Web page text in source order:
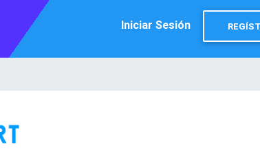
Iniciar Sesión